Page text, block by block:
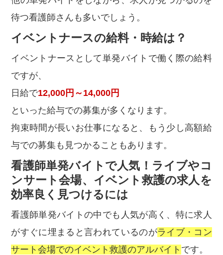
待つ看護師さんも多いでしょう。
イベントナースの給料・時給は？
イベントナースとして単発バイトで働く際の給料
ですが、
日給で12,000円～14,000円
といった給与での募集が多くなります。
拘束時間が長いお仕事になると、もう少し高額給
与での募集も見つかることもあります。
看護師単発バイトで人気！ライブやコ
ンサート会場、イベント救護の求人を
効率良く見つけるには
看護師単発バイトの中でも人気が高く、特に求人
がすぐに埋まると言われているのがライブ・コン
サート会場でのイベント救護のアルバイト です。